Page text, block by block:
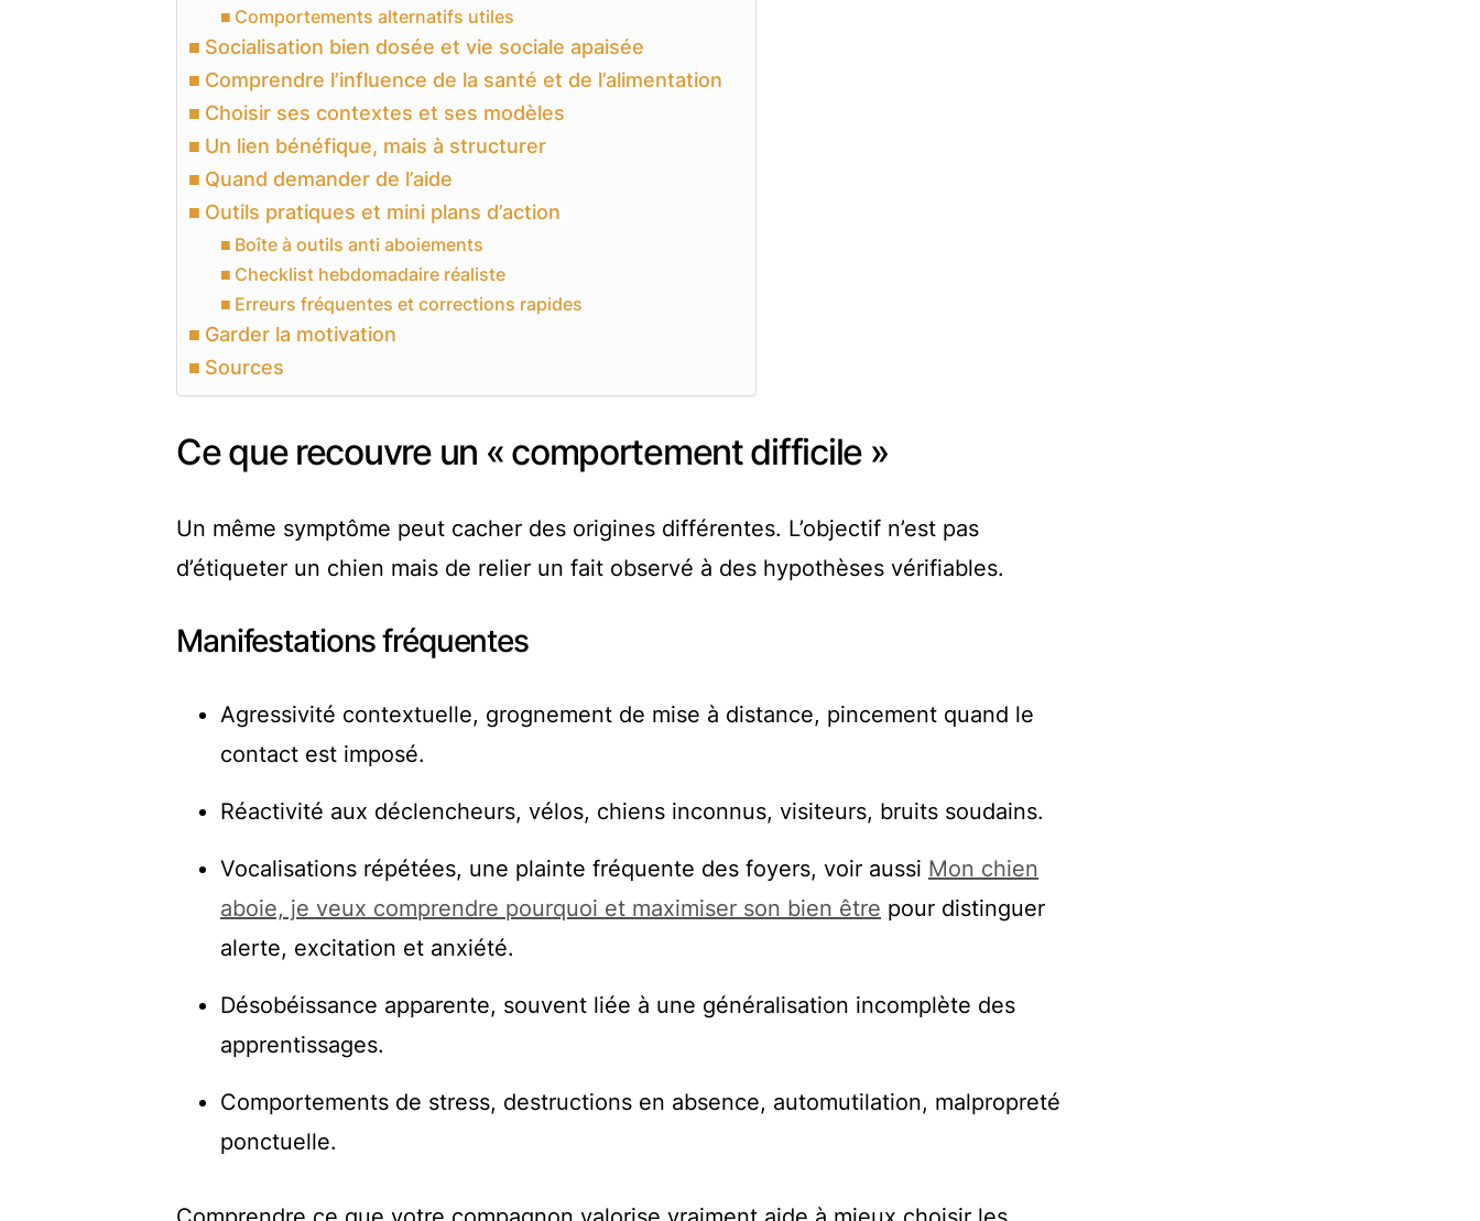
Comportements alternatifs utiles
Socialisation bien dosée et vie sociale apaisée
Comprendre l’influence de la santé et de l’alimentation
Choisir ses contextes et ses modèles
Un lien bénéfique, mais à structurer
Quand demander de l’aide
Outils pratiques et mini plans d’action
Boîte à outils anti aboiements
Checklist hebdomadaire réaliste
Erreurs fréquentes et corrections rapides
Garder la motivation
Sources
Ce que recouvre un « comportement difficile »
Un même symptôme peut cacher des origines différentes. L’objectif n’est pas
d’étiqueter un chien mais de relier un fait observé à des hypothèses vérifiables.
Manifestations fréquentes
Agressivité contextuelle, grognement de mise à distance, pincement quand le
contact est imposé.
Réactivité aux déclencheurs, vélos, chiens inconnus, visiteurs, bruits soudains.
Vocalisations répétées, une plainte fréquente des foyers, voir aussi Mon chien
aboie, je veux comprendre pourquoi et maximiser son bien être pour distinguer
alerte, excitation et anxiété.
Désobéissance apparente, souvent liée à une généralisation incomplète des
apprentissages.
Comportements de stress, destructions en absence, automutilation, malpropreté
ponctuelle.